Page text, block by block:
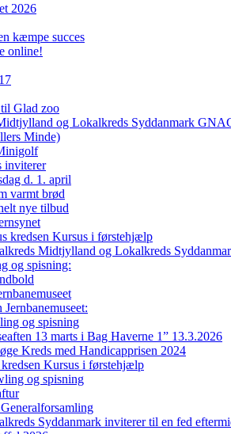
2026
kæmpe succes
online!
Glad zoo
og Lokalkreds Syddanmark
Minde)
inviterer
d. 1. april
varmt brød
nye tilbud
kredsen Kursus i førstehjælp
Midtjylland og Lokalkreds
og spisning:
og spisning
13 marts i Bag Haverne 1” 13.3.2026
Kreds med Handicapprisen 2024
kredsen Kursus i førstehjælp
og spisning
Syddanmark inviterer til en fed